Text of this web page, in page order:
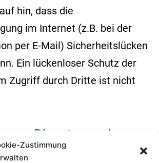
Zustimmung
hin, dass die
im Internet (z.B. bei der
per E-Mail) Sicherheitslücken
Ein lückenloser Schutz der
Zugriff durch Dritte ist nicht
von Diensten und